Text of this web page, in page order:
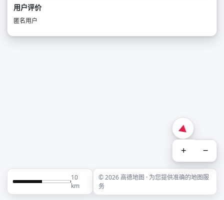
用户评价
匿名用户
+ −
10
km
© 2026 高德地图 · 为您提供准确的地图服
务